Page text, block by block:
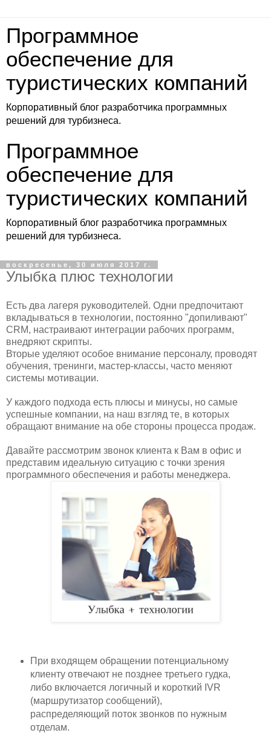
Программное
обеспечение для
туристических компаний
Корпоративный блог разработчика программных
решений для турбизнеса.
Программное
обеспечение для
туристических компаний
Корпоративный блог разработчика программных
решений для турбизнеса.
воскресенье, 30 июля 2017 г.
Улыбка плюс технологии
Есть два лагеря руководителей. Одни предпочитают
вкладываться в технологии, постоянно "допиливают"
CRM, настраивают интеграции рабочих программ,
внедряют скрипты.
Вторые уделяют особое внимание персоналу, проводят
обучения, тренинги, мастер-классы, часто меняют
системы мотивации.
У каждого подхода есть плюсы и минусы, но самые
успешные компании, на наш взгляд те, в которых
обращают внимание на обе стороны процесса продаж.
Давайте рассмотрим звонок клиента к Вам в офис и
представим идеальную ситуацию с точки зрения
программного обеспечения и работы менеджера.
При входящем обращении потенциальному
клиенту отвечают не позднее третьего гудка,
либо включается логичный и короткий IVR
(маршрутизатор сообщений),
распределяющий поток звонков по нужным
отделам.